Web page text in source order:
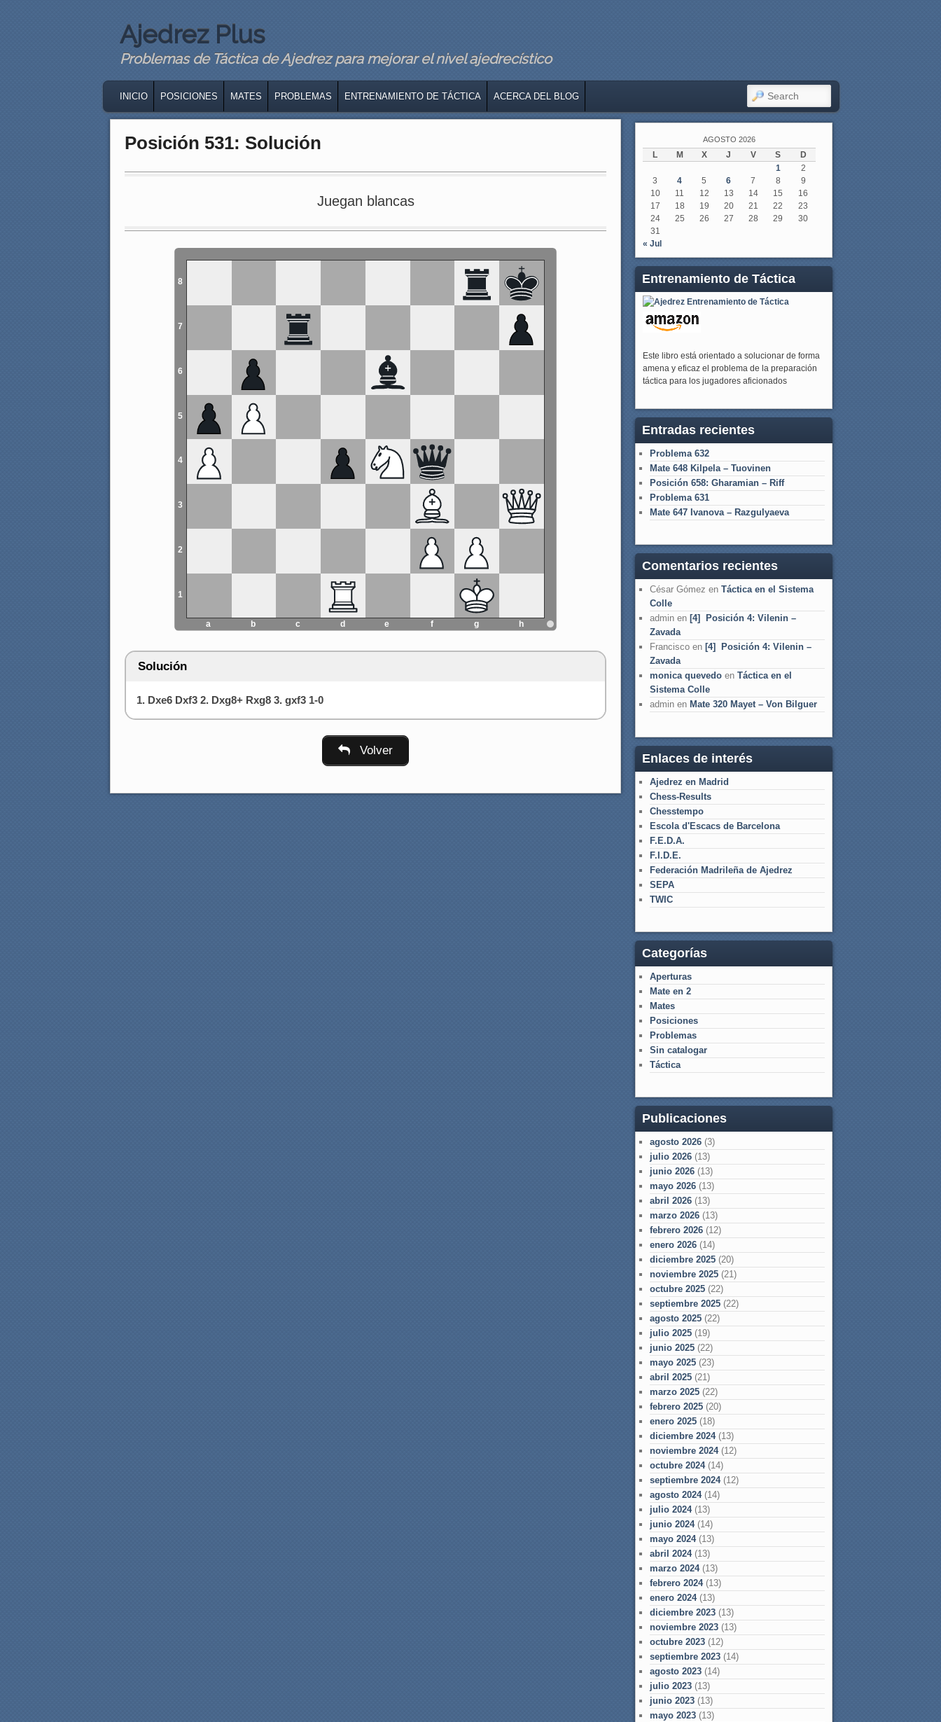
Ajedrez Plus
Problemas de Táctica de Ajedrez para mejorar el nivel ajedrecístico
SKIP TO PRIMARY CONTENT
SKIP TO SECONDARY CONTENT
INICIO POSICIONES MATES PROBLEMAS ENTRENAMIENTO DE TÁCTICA ACERCA DEL BLOG SEARCH
Posición 531: Solución
Juegan blancas
8
7
6
5
4
3
2
1
a b c d e f g h
Solución
1. Dxe6 Dxf3 2. Dxg8+ Rxg8 3. gxf3 1-0
Volver
AGOSTO 2026
L M X J V S
D
1
2
3
4 5 6 7 8
9
10
11 12 13 14 15
16
17
18 19 20 21 22
23
24
25 26 27 28 29
30
31
« Jul
Entrenamiento de Táctica
Este libro está orientado a solucionar de forma
amena y eficaz el problema de la preparación
táctica para los jugadores aficionados
Entradas recientes
Problema 632
Mate 648 Kilpela – Tuovinen
Posición 658: Gharamian – Riff
Problema 631
Mate 647 Ivanova – Razgulyaeva
Comentarios recientes
César Gómez en Táctica en el Sistema
Colle
admin en [4] Posición 4: Vilenin –
Zavada
Francisco en [4] Posición 4: Vilenin –
Zavada
monica quevedo en Táctica en el
Sistema Colle
admin en Mate 320 Mayet – Von Bilguer
Enlaces de interés
Ajedrez en Madrid
Chess-Results
Chesstempo
Escola d'Escacs de Barcelona
F.E.D.A.
F.I.D.E.
Federación Madrileña de Ajedrez
SEPA
TWIC
Categorías
Aperturas
Mate en 2
Mates
Posiciones
Problemas
Sin catalogar
Táctica
Publicaciones
agosto 2026 (3)
julio 2026 (13)
junio 2026 (13)
mayo 2026 (13)
abril 2026 (13)
marzo 2026 (13)
febrero 2026 (12)
enero 2026 (14)
diciembre 2025 (20)
noviembre 2025 (21)
octubre 2025 (22)
septiembre 2025 (22)
agosto 2025 (22)
julio 2025 (19)
junio 2025 (22)
mayo 2025 (23)
abril 2025 (21)
marzo 2025 (22)
febrero 2025 (20)
enero 2025 (18)
diciembre 2024(13)
noviembre 2024(12)
octubre 2024(14)
septiembre 2024(12)
agosto 2024(14)
julio 2024(13)
junio 2024(14)
mayo 2024(13)
abril 2024(13)
marzo 2024(13)
febrero 2024(13)
enero 2024(13)
diciembre 2023 (13)
noviembre 2023 (13)
octubre 2023 (12)
septiembre 2023 (14)
agosto 2023 (14)
julio 2023 (13)
junio 2023 (13)
mayo 2023 (13)